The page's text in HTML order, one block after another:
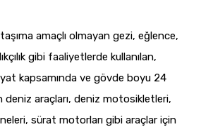
amaçlı olmayan gezi, eğlence,
gibi faaliyetlerde kullanılan,
kapsamında ve gövde boyu 24
deniz araçları, deniz motosikletleri,
sürat motorları gibi araçlar için